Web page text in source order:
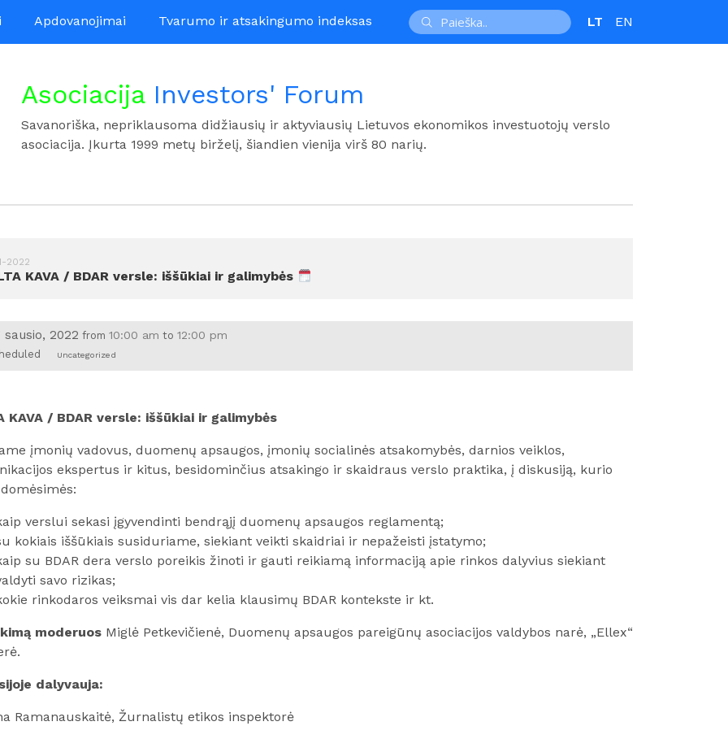
Apdovanojimai Tvarumo ir atsakingumo indeksas LT EN
AsociacijaInvestors' Forum
Savanoriška, nepriklausoma didžiausių ir aktyviausių Lietuvos ekonomikos investuotojų verslo
asociacija. Įkurta 1999 metų birželį, šiandien vienija virš 80 narių.
2022
KAVA / BDAR versle: iššūkiai ir galimybės
sausio, 2022 from 10:00 am to 12:00 pm
Uncategorized
KAVA / BDAR versle: iššūkiai ir galimybės
įmonių vadovus, duomenų apsaugos, įmonių socialinės atsakomybės, darnios veiklos,
ekspertus ir kitus, besidominčius atsakingo ir skaidraus verslo praktika, į diskusiją, kurio
verslui sekasi įgyvendinti bendrąjį duomenų apsaugos reglamentą;
kokiais iššūkiais susiduriame, siekiant veikti skaidriai ir nepažeisti įstatymo;
su BDAR dera verslo poreikis žinoti ir gauti reikiamą informaciją apie rinkos dalyvius siekiant
savo rizikas;
rinkodaros veiksmai vis dar kelia klausimų BDAR kontekste ir kt.
moderuos Miglė Petkevičienė, Duomenų apsaugos pareigūnų asociacijos valdybos narė, „Ellex“
dalyvauja:
Ramanauskaitė, Žurnalistų etikos inspektorė